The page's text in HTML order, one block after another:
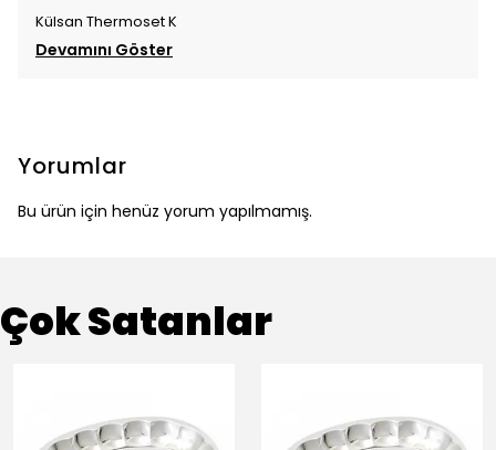
Külsan Thermoset K
Devamını Göster
Yorumlar
Bu ürün için henüz yorum yapılmamış.
Çok Satanlar